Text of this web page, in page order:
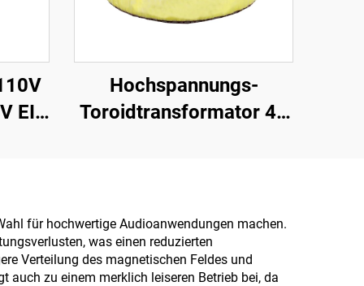
EI
Hochspannungs-
Toroidtransformator 45
Transformator 220 V, 80
V Transformator
für hochwertige Audioanwendungen machen.
was einen reduzierten
Verteilung des magnetischen Feldes und
auch zu einem merklich leiseren Betrieb bei, da